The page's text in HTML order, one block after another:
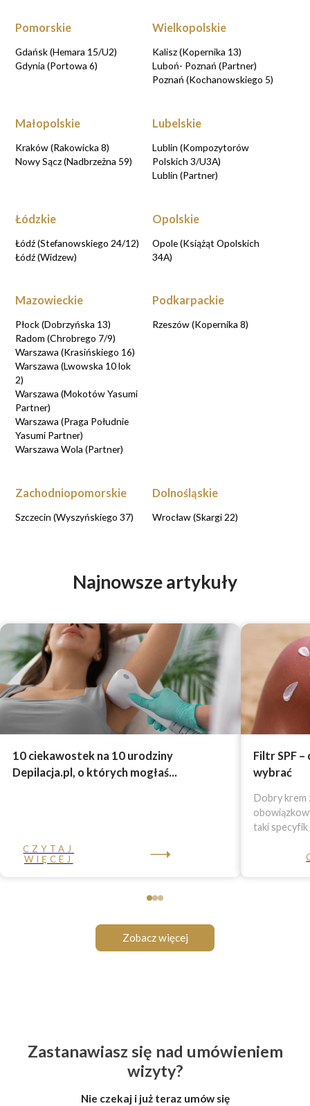
Pomorskie
Gdańsk (Hemara 15/U2)
Gdynia (Portowa 6)
Wielkopolskie
Kalisz (Kopernika 13)
Luboń- Poznań (Partner)
Poznań (Kochanowskiego 5)
Małopolskie
Kraków (Rakowicka 8)
Nowy Sącz (Nadbrzeżna 59)
Lubelskie
Lublin (Kompozytorów
Polskich 3/U3A)
Lublin (Partner)
Łódzkie
Łódź (Stefanowskiego 24/12)
Łódź (Widzew)
Opolskie
Opole (Książąt Opolskich
34A)
Mazowieckie
Płock (Dobrzyńska 13)
Radom (Chrobrego 7/9)
Warszawa (Krasińskiego 16)
Warszawa (Lwowska 10 lok
2)
Warszawa (Mokotów Yasumi
Partner)
Warszawa (Praga Południe
Yasumi Partner)
Warszawa Wola (Partner)
Podkarpackie
Rzeszów (Kopernika 8)
Zachodniopomorskie
Szczecin (Wyszyńskiego 37)
Dolnośląskie
Wrocław (Skargi 22)
Najnowsze artykuły
10 ciekawostek na 10 urodziny
Depilacja.pl, o których mogłaś...
CZYTAJ
WIĘCEJ
Filtr SPF
wybrać
Dobry krem
taki specyfik
Zobacz więcej
Zastanawiasz się nad umówieniem
wizyty?
Nie czekaj i już teraz umów się